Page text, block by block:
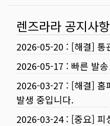
렌즈라라 공지사항
2026-05-20 : [해결] 통
2026-05-17 : 빠른 발
2026-03-27 : [해결] 홈
발생 중입니다.
2026-03-24: [중요] 피